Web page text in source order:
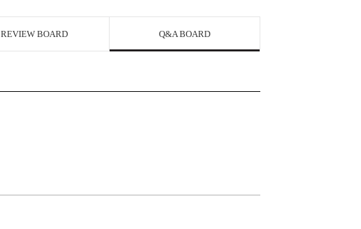
REVIEW BOARD Q&A BOARD